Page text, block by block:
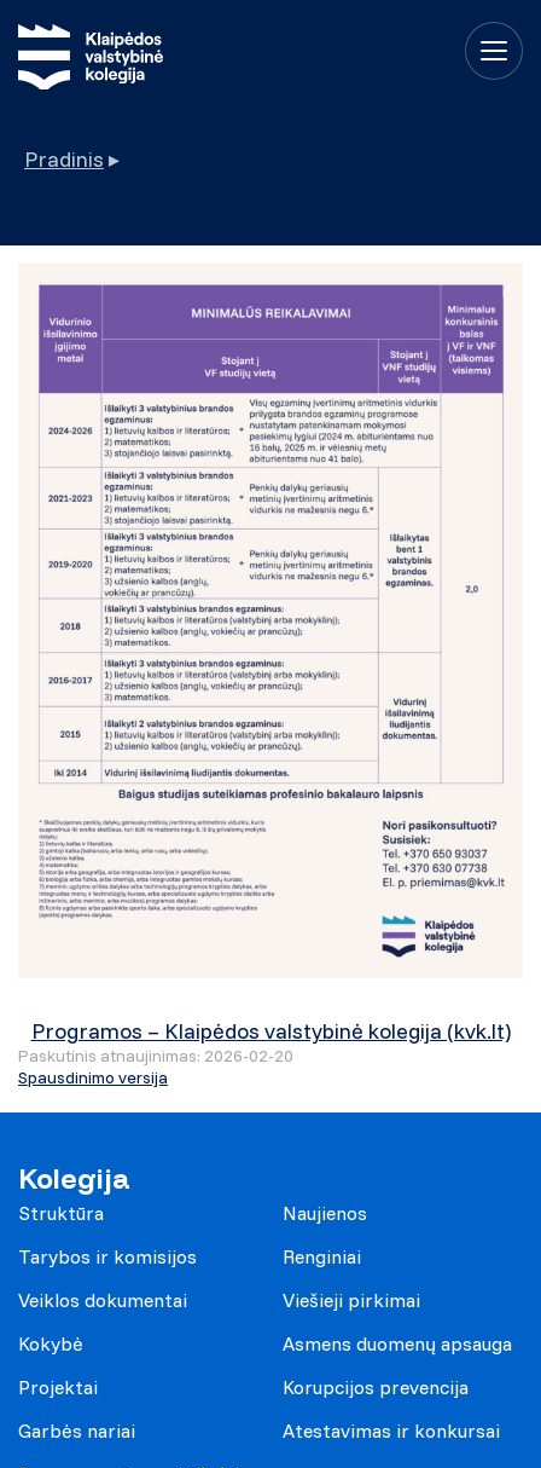
Pradinis ▸
Programos – Klaipėdos valstybinė kolegija (kvk.lt)
Paskutinis atnaujinimas: 2026-02-20
Spausdinimo versija
Kolegija
Struktūra
Tarybos ir komisijos
Veiklos dokumentai
Kokybė
Projektai
Garbės nariai
Naujienos
Renginiai
Viešieji pirkimai
Asmens duomenų apsauga
Korupcijos prevencija
Atestavimas ir konkursai